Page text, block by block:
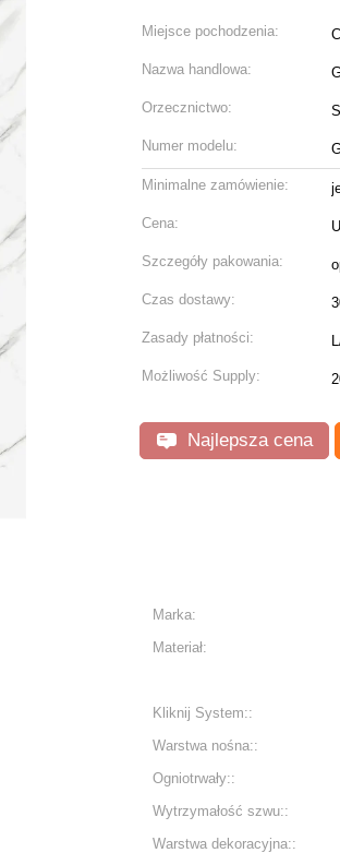
Miejsce pochodzenia:
Nazwa handlowa:
Orzecznictwo:
Numer modelu:
Minimalne zamówienie:
Cena:
Szczegóły pakowania:
Czas dostawy:
Zasady płatności:
Możliwość Supply:
Najlepsza cena
Marka:
Materiał:
Kliknij System::
Warstwa nośna::
Ogniotrwały::
Wytrzymałość szwu::
Warstwa dekoracyjna::